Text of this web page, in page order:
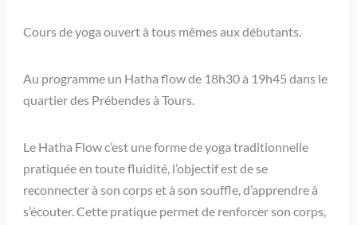
Cours de yoga ouvert à tous mêmes aux débutants.
Au programme un Hatha flow de 18h30 à 19h45 dans le
quartier des Prébendes à Tours.
Le Hatha Flow c’est une forme de yoga traditionnelle
pratiquée en toute fluidité, l’objectif est de se
reconnecter à son corps et à son souffle, d’apprendre à
s’écouter. Cette pratique permet de renforcer son corps,